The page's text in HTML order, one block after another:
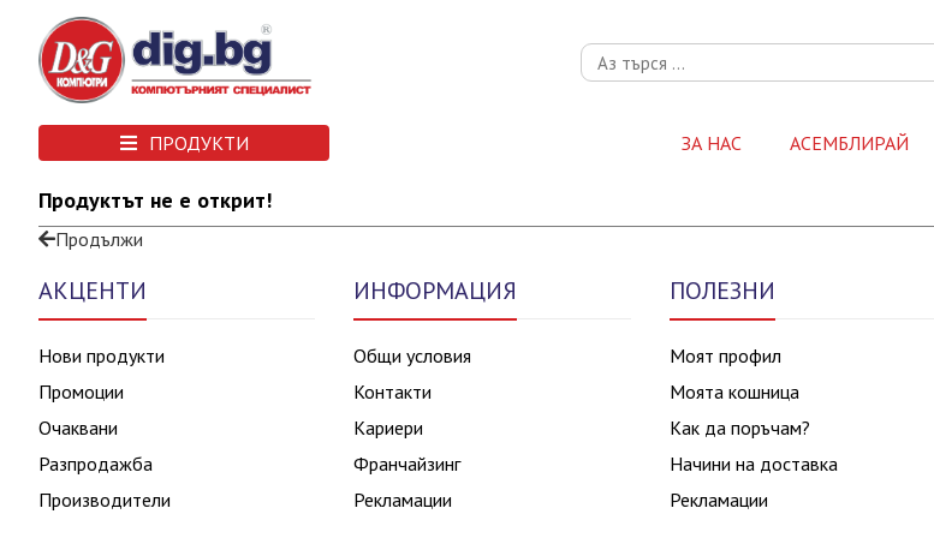
ПРОДУКТИ ЗА НАС АСЕМБЛИРАЙ
Продуктът не е открит!
Продължи
АКЦЕНТИ
Нови продукти
Промоции
Очаквани
Разпродажба
Производители
ИНФОРМАЦИЯ
Общи условия
Контакти
Кариери
Франчайзинг
Рекламации
ПОЛЕЗНИ
Моят профил
Моята кошница
Как да поръчам?
Начини на доставка
Рекламации